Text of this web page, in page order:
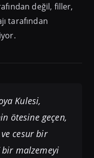
değil, filler,
tarafından
Kulesi,
ötesine geçen,
cesur bir
bir malzemeyi